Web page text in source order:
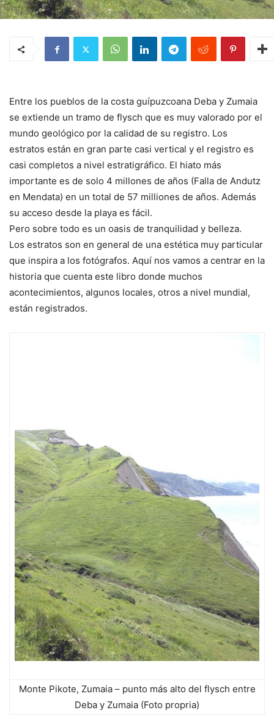
Entre los pueblos de la costa guípuzcoana Deba y Zumaia
se extiende un tramo de flysch que es muy valorado por el
mundo geológico por la calidad de su registro. Los
estratos están en gran parte casi vertical y el registro es
casi completos a nivel estratigráfico. El hiato más
importante es de solo 4 millones de años (Falla de Andutz
en Mendata) en un total de 57 milliones de años. Además
su acceso desde la playa es fácil.
Pero sobre todo es un oasis de tranquilidad y belleza.
Los estratos son en general de una estética muy particular
que inspira a los fotógrafos. Aquí nos vamos a centrar en la
historia que cuenta este libro donde muchos
acontecimientos, algunos locales, otros a nivel mundial,
están registrados.
Monte Pikote, Zumaia – punto más alto del flysch entre
Deba y Zumaia (Foto propria)